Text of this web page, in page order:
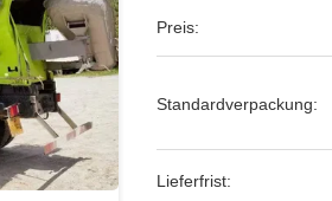
Preis:
Standardverpackung:
Lieferfrist: